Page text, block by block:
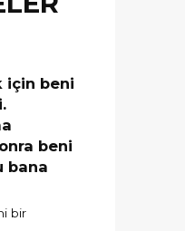
için beni
beni
bana
bir